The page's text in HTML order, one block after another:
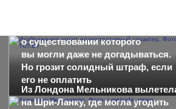
о существовании которого
вы могли даже не догадываться.
Но грозит солидный штраф, если
его не оплатить
Из Лондона Мельникова
на Шри-Ланку, где могла угодить